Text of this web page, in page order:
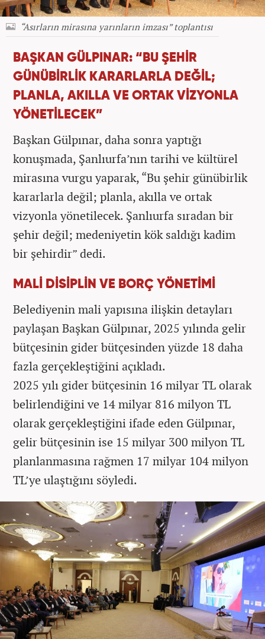
“Asırların mirasına yarınların imzası” toplantısı
BAŞKAN GÜLPINAR: “BU ŞEHİR
GÜNÜBİRLİK KARARLARLA DEĞİL;
PLANLA, AKILLA VE ORTAK VİZYONLA
YÖNETİLECEK”
Başkan Gülpınar, daha sonra yaptığı
konuşmada, Şanlıurfa’nın tarihi ve kültürel
mirasına vurgu yaparak, “Bu şehir günübirlik
kararlarla değil; planla, akılla ve ortak
vizyonla yönetilecek. Şanlıurfa sıradan bir
şehir değil; medeniyetin kök saldığı kadim
bir şehirdir” dedi.
MALİ DİSİPLİN VE BORÇ YÖNETİMİ
Belediyenin mali yapısına ilişkin detayları
paylaşan Başkan Gülpınar, 2025 yılında gelir
bütçesinin gider bütçesinden yüzde 18 daha
fazla gerçekleştiğini açıkladı.
2025 yılı gider bütçesinin 16 milyar TL olarak
belirlendiğini ve 14 milyar 816 milyon TL
olarak gerçekleştiğini ifade eden Gülpınar,
gelir bütçesinin ise 15 milyar 300 milyon TL
planlanmasına rağmen 17 milyar 104 milyon
TL’ye ulaştığını söyledi.